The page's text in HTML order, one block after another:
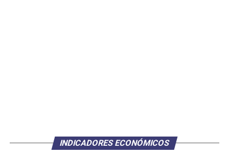
INDICADORES ECONÓMICOS